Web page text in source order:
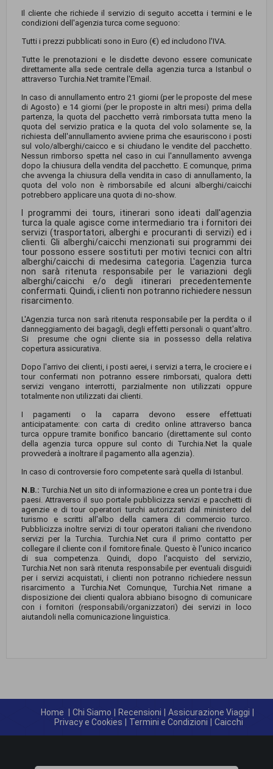
Il cliente che richiede il servizio di seguito accetta i termini e le
condizioni dell'agenzia turca come seguono:
Tutti i prezzi pubblicati sono in Euro (€) ed includono l'IVA.
Tutte le prenotazioni e le disdette devono essere comunicate
direttamente alla sede centrale della agenzia turca a Istanbul o
attraverso Turchia.Net tramite l'Email.
In caso di annullamento entro 21 giorni (per le proposte del mese
di Agosto) e 14 giorni (per le proposte in altri mesi) prima della
partenza, la quota del pacchetto verrà rimborsata tutta meno la
quota del servizio pratica e la quota del volo solamente se, la
richiesta dell'annullamento avviene prima che esauriscono i posti
sul volo/alberghi/caicco e si chiudano le vendite del pacchetto.
Nessun rimborso spetta nel caso in cui l'annullamento avvenga
dopo la chiusura della vendita del pacchetto. E comunque, prima
che avvenga la chiusura della vendita in caso di annullamento, la
quota del volo non è rimborsabile ed alcuni alberghi/caicchi
potrebbero applicare una quota di no-show.
I programmi dei tours, itinerari sono ideati dall'agenzia
turca la quale agisce come intermediario tra i fornitori dei
servizi (trasportatori, alberghi e procuranti di servizi) ed i
clienti. Gli alberghi/caicchi menzionati sui programmi dei
tour possono essere sostituti per motivi tecnici con altri
alberghi/caicchi di medesima categoria. L'agenzia turca
non sarà ritenuta responsabile per le variazioni degli
alberghi/caicchi e/o degli itinerari precedentemente
confermati. Quindi, i clienti non potranno richiedere nessun
risarcimento.
L'Agenzia turca non sarà ritenuta responsabile per la perdita o il
danneggiamento dei bagagli, degli effetti personali o quant'altro.
Si presume che ogni cliente sia in possesso della relativa
copertura assicurativa.
Dopo l'arrivo dei clienti, i posti aerei, i servizi a terra, le crociere e i
tour confermati non potranno essere rimborsati, qualora detti
servizi vengano interrotti, parzialmente non utilizzati oppure
totalmente non utilizzati dai clienti.
I pagamenti o la caparra devono essere effettuati
anticipatamente: con carta di credito online attraverso banca
turca oppure tramite bonifico bancario (direttamente sul conto
della agenzia turca oppure sul conto di Turchia.Net la quale
provvederà a inoltrare il pagamento alla agenzia).
In caso di controversie foro competente sarà quella di Istanbul.
N.B.: Turchia.Net un sito di informazione e crea un ponte tra i due
paesi. Attraverso il suo portale pubblicizza servizi e pacchetti di
agenzie e di tour operatori turchi autorizzati dal ministero del
turismo e scritti all'albo della camera di commercio turco.
Pubblicizza inoltre servizi di tour operatori italiani che rivendono
servizi per la Turchia. Turchia.Net cura il primo contatto per
collegare il cliente con il fornitore finale. Questo è l'unico incarico
di sua competenza. Quindi, dopo l'acquisto del servizio,
Turchia.Net non sarà ritenuta responsabile per eventuali disguidi
per i servizi acquistati, i clienti non potranno richiedere nessun
risarcimento a Turchia.Net Comunque, Turchia.Net rimane a
disposizione dei clienti qualora abbiano bisogno di comunicare
con i fornitori (responsabili/organizzatori) dei servizi in loco
aiutandoli nella comunicazione linguistica.
Home Chi Siamo Recensioni Assicurazione Viaggi
Privacy e Cookies
Termini e Condizioni Caicchi